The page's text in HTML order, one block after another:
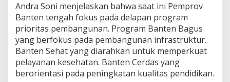
n
k
a
P
r
o
g
Andra Soni menjelaskan bahwa saat ini Pemprov
Banten tengah fokus pada delapan program
prioritas pembangunan. Program Banten Bagus
yang berfokus pada pembangunan infrastruktur.
Banten Sehat yang diarahkan untuk memperkuat
pelayanan kesehatan. Banten Cerdas yang
berorientasi pada peningkatan kualitas pendidikan.